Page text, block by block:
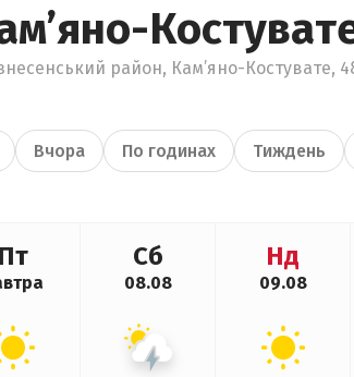
район, Кам’яно-Костувате,
Вчора По годинах Тиждень
Пт Сб
08.08
Нд
09.08